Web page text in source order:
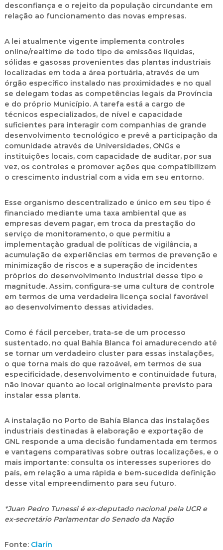
desconfiança e o rejeito da população circundante em
relação ao funcionamento das novas empresas.
A lei atualmente vigente implementa controles
online/realtime de todo tipo de emissões líquidas,
sólidas e gasosas provenientes das plantas industriais
localizadas em toda a área portuária, através de um
órgão específico instalado nas proximidades e no qual
se delegam todas as competências legais da Província
e do próprio Município. A tarefa está a cargo de
técnicos especializados, de nível e capacidade
suficientes para interagir com companhias de grande
desenvolvimento tecnológico e prevê a participação da
comunidade através de Universidades, ONGs e
instituições locais, com capacidade de auditar, por sua
vez, os controles e promover ações que compatibilizem
o crescimento industrial com a vida em seu entorno.
Esse organismo descentralizado e único em seu tipo é
financiado mediante uma taxa ambiental que as
empresas devem pagar, em troca da prestação do
serviço de monitoramento, o que permitiu a
implementação gradual de políticas de vigilância, a
acumulação de experiências em termos de prevenção e
minimização de riscos e a superação de incidentes
próprios do desenvolvimento industrial desse tipo e
magnitude. Assim, configura-se uma cultura de controle
em termos de uma verdadeira licença social favorável
ao desenvolvimento dessas atividades.
Como é fácil perceber, trata-se de um processo
sustentado, no qual Bahía Blanca foi amadurecendo até
se tornar um verdadeiro cluster para essas instalações,
o que torna mais do que razoável, em termos de sua
especificidade, desenvolvimento e continuidade futura,
não inovar quanto ao local originalmente previsto para
instalar essa planta.
A instalação no Porto de Bahía Blanca das instalações
industriais destinadas à elaboração e exportação de
GNL responde a uma decisão fundamentada em termos
e vantagens comparativas sobre outras localizações, e o
mais importante: consulta os interesses superiores do
país, em relação a uma rápida e bem-sucedida definição
desse vital empreendimento para seu futuro.
*Juan Pedro Tunessi é ex-deputado nacional pela UCR e
ex-secretário Parlamentar do Senado da Nação
Fonte: Clarín